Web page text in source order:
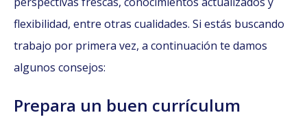
flexibilidad, entre otras cualidades. Si estás buscando
trabajo por primera vez, a continuación te damos
algunos consejos:
Prepara un buen currículum